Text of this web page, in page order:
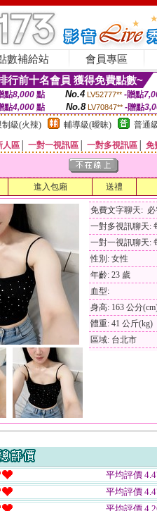
數補給站 會員專區
行前十名會員 獲得免費點數~
點8,000點 No.4 LV52777** -贈點
點4,000 點 No.8 LV70847** -贈點
制級(火辣) 輔導級(曖昧) 普通
人區 一對一視訊區 一對多視訊區 免
進入包廂 送禮
免費文字聊天:
一對多視訊聊天:
一對一視訊聊天:
性別: 女性
年齡: 23 歲
血型:
身高: 163 公分
體重: 41 公斤(kg)
區域: 台北市
平均評價
平均評價
平均評價